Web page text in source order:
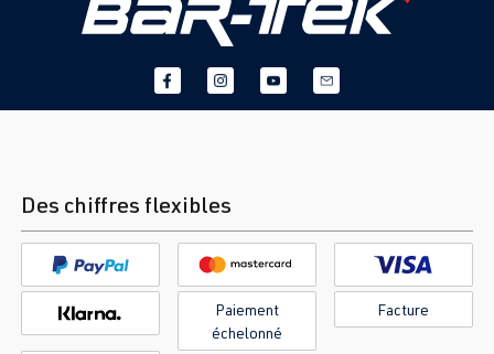
Des chiffres flexibles
Paiement
échelonné
Facture